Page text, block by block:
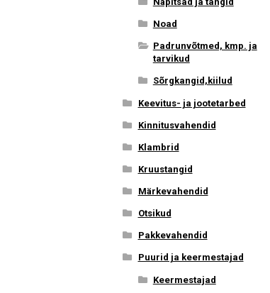
Noad
Padrunvõtmed, kmp. ja
tarvikud
Sõrgkangid,kiilud
Keevitus- ja jootetarbed
Kinnitusvahendid
Klambrid
Kruustangid
Märkevahendid
Otsikud
Pakkevahendid
Puurid ja keermestajad
Keermestajad